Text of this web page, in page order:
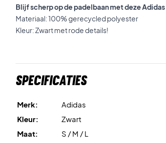
Blijf scherp op de padelbaan met deze
Materiaal: 100% gerecycled polyester
Kleur: Zwart met rode details!
Specificaties
Merk:
Adidas
Kleur:
Zwart
Maat:
S / M / L